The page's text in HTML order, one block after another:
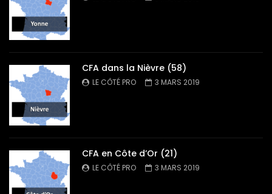
CFA dans la Nièvre (58)
LE CÔTÉ PRO 3 MARS 2019
CFA en Côte d’Or (21)
LE CÔTÉ PRO 3 MARS 2019